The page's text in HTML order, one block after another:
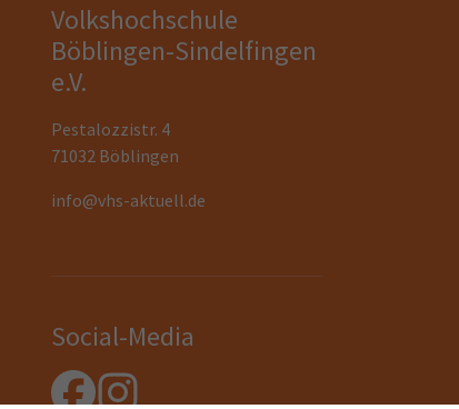
Volkshochschule
Böblingen-Sindelfingen
e.V.
Pestalozzistr. 4
71032 Böblingen
info@vhs-aktuell.de
Social-Media